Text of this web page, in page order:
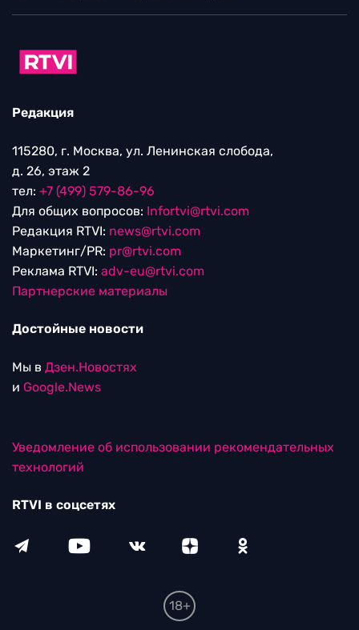
Редакция
115280, г. Москва, ул. Ленинская слобода,
д. 26, этаж 2
тел: +7 (499) 579-86-96
Для общих вопросов: Infortvi@rtvi.com
Редакция RTVI: news@rtvi.com
Маркетинг/PR: pr@rtvi.com
Реклама RTVI: adv-eu@rtvi.com
Партнерские материалы
Достойные новости
Мы в Дзен.Новостях
и Google.News
Уведомление об использовании рекомендательных
технологий
RTVI в соцсетях
18+